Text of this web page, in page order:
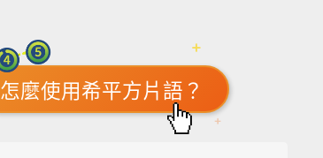
怎麼使用希平方片語？